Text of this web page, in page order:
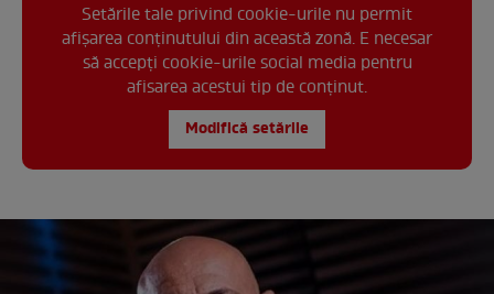
Setările tale privind cookie-urile nu permit
afișarea conținutului din această zonă. E necesar
să accepți cookie-urile social media pentru
afisarea acestui tip de conținut.
Modifică setările